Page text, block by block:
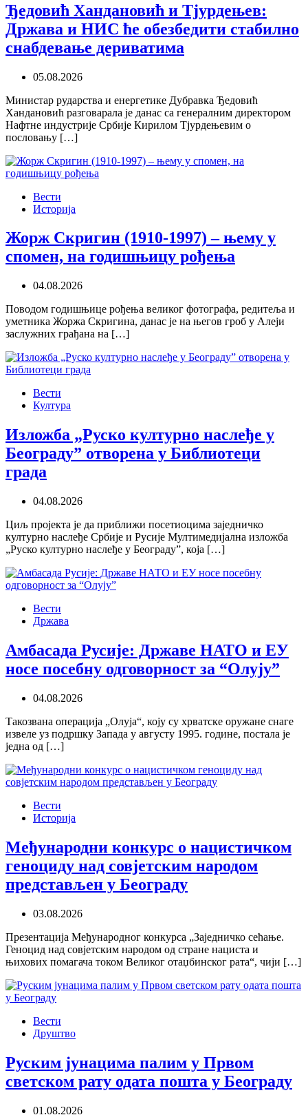
Ђедовић Хандановић и Тјурдењев:
Држава и НИС ће обезбедити стабилно
снабдевање дериватима
05.08.2026
Министар рударства и енергетике Дубравка Ђедовић
Хандановић разговарала је данас са генералним директором
Нафтне индустрије Србије Кирилом Тјурдењевим о
пословању […]
Вести
Историја
Жорж Скригин (1910-1997) – њему у
спомен, на годишњицу рођења
04.08.2026
Поводом годишњице рођења великог фотографа, редитеља и
уметника Жоржа Скригина, данас је на његов гроб у Алеји
заслужних грађана на […]
Вести
Култура
Изложба „Руско културно наслеђе у
Београду” отворена у Библиотеци
града
04.08.2026
Циљ пројекта је да приближи посетиоцима заједничко
културно наслеђе Србије и Русије Мултимедијална изложба
„Руско културно наслеђе у Београду”, која […]
Вести
Држава
Амбасада Русије: Државе НАТО и ЕУ
носе посебну одговорност за “Олују”
04.08.2026
Такозвана операција „Олуја“, коју су хрватске оружане снаге
извеле уз подршку Запада у августу 1995. године, постала је
једна од […]
Вести
Историја
Међународни конкурс о нацистичком
геноциду над совјетским народом
представљен у Београду
03.08.2026
Презентација Међународног конкурса „Заједничко сећање.
Геноцид над совјетским народом од стране нациста и
њихових помагача током Великог отаџбинског рата“, чији […]
Вести
Друштво
Руским јунацима палим у Првом
светском рату одата пошта у Београду
01.08.2026